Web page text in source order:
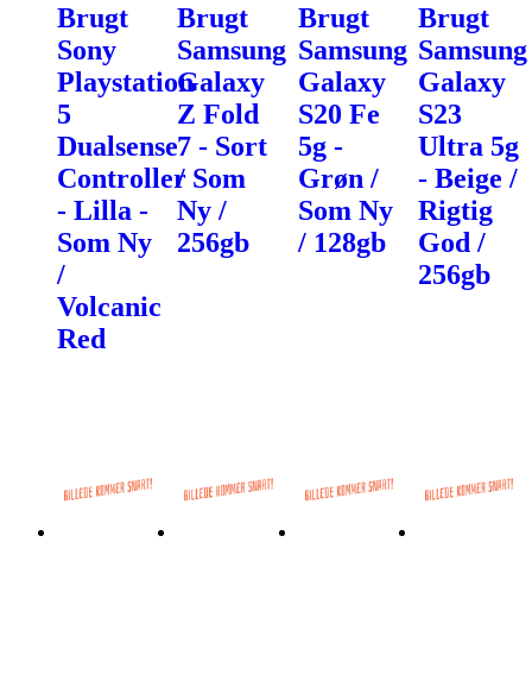
Brugt
Sony
Playstation
5
Dualsense
Controller
- Lilla -
Som Ny
/
Volcanic
Red
Brugt
Samsung
Galaxy
Z Fold
7 - Sort
/ Som
Ny /
256gb
Brugt
Samsung
Galaxy
S20 Fe
5g -
Grøn /
Som Ny
/ 128gb
Brugt
Samsung
Galaxy
S23
Ultra 5g
- Beige /
Rigtig
God /
256gb